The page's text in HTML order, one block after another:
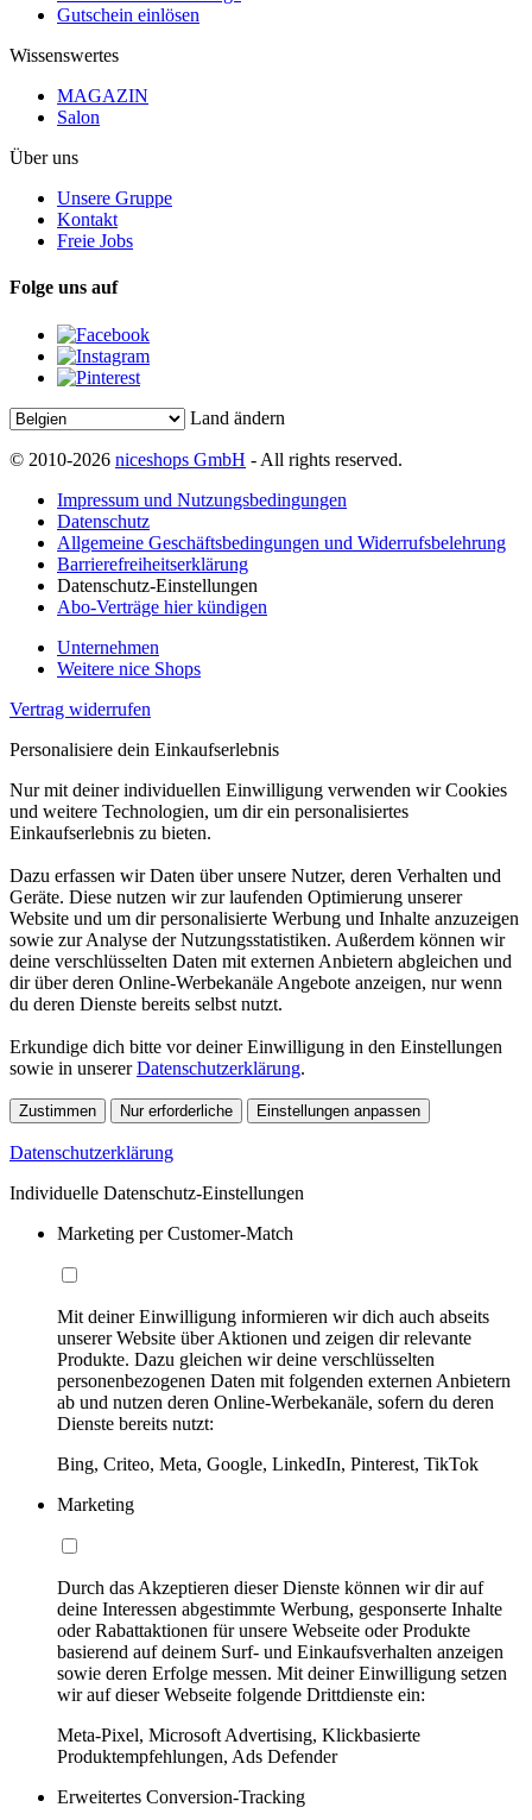
Gutschein einlösen
Wissenswertes
MAGAZIN
Salon
Über uns
Unsere Gruppe
Kontakt
Freie Jobs
Folge uns auf
Land ändern
© 2010-2026 niceshops GmbH - All rights reserved.
Impressum und Nutzungsbedingungen
Datenschutz
Allgemeine Geschäftsbedingungen und Widerrufsbelehrung
Barrierefreiheitserklärung
Datenschutz-Einstellungen
Abo-Verträge hier kündigen
Unternehmen
Weitere nice Shops
Vertrag widerrufen
Personalisiere dein Einkaufserlebnis
Nur mit deiner individuellen Einwilligung verwenden wir Cookies
und weitere Technologien, um dir ein personalisiertes
Einkaufserlebnis zu bieten.
Dazu erfassen wir Daten über unsere Nutzer, deren Verhalten und
Geräte. Diese nutzen wir zur laufenden Optimierung unserer
Website und um dir personalisierte Werbung und Inhalte anzuzeigen
sowie zur Analyse der Nutzungsstatistiken. Außerdem können wir
deine verschlüsselten Daten mit externen Anbietern abgleichen und
dir über deren Online-Werbekanäle Angebote anzeigen, nur wenn
du deren Dienste bereits selbst nutzt.
Erkundige dich bitte vor deiner Einwilligung in den Einstellungen
sowie in unsererDatenschutzerklärung.
Zustimmen Nur erforderliche Einstellungen anpassen
Datenschutzerklärung
Individuelle Datenschutz-Einstellungen
Marketing per Customer-Match
Mit deiner Einwilligung informieren wir dich auch abseits
unserer Website über Aktionen und zeigen dir relevante
Produkte. Dazu gleichen wir deine verschlüsselten
personenbezogenen Daten mit folgenden externen Anbietern
ab und nutzen deren Online-Werbekanäle, sofern du deren
Dienste bereits nutzt:
Bing, Criteo, Meta, Google, LinkedIn, Pinterest, TikTok
Marketing
Durch das Akzeptieren dieser Dienste können wir dir auf
deine Interessen abgestimmte Werbung, gesponserte Inhalte
oder Rabattaktionen für unsere Webseite oder Produkte
basierend auf deinem Surf- und Einkaufsverhalten anzeigen
sowie deren Erfolge messen. Mit deiner Einwilligung setzen
wir auf dieser Webseite folgende Drittdienste ein:
Meta-Pixel, Microsoft Advertising, Klickbasierte
Produktempfehlungen, Ads Defender
Erweitertes Conversion-Tracking